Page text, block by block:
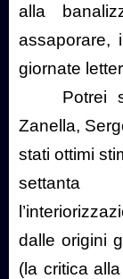
alla
assaporare,
giornate
Potrei
Zanella,
stati ottimi
settanta
dalle origini
(la critica